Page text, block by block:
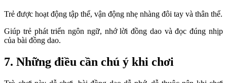
Trẻ được hoạt động tập thể, vận động nhẹ nhàng đôi tay và thân thể.
Giúp trẻ phát triển ngôn ngữ, nhớ lời đồng dao và đọc đúng nhịp
của bài đồng dao.
7. Những điều cần chú ý khi chơi